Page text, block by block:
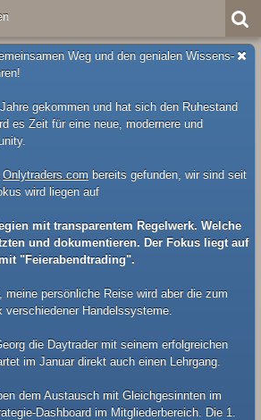
Weg und den genialen Wissens-
gekommen und hat sich den Ruhestand
es Zeit für eine neue, modernere und
Onlytraders.com bereits gefunden, wir sind seit
wird liegen auf
mit transparentem Regelwerk. Welche
und dokumentieren. Der Fokus liegt auf
"Feierabendtrading".
meine persönliche Reise wird aber die zum
verschiedener Handelssysteme.
die Daytrader mit seinem erfolgreichen
im Januar direkt auch einen Lehrgang.
dem Austausch mit Gleichgesinnten im
Dashboard im Mitgliederbereich. Die 1.